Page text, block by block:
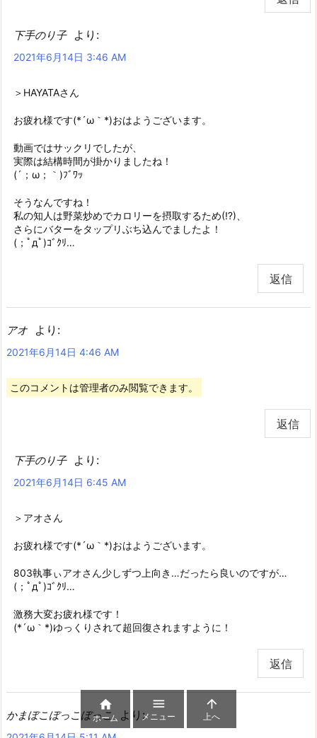
下手のり子 より:
2021年6月14日 3:46 AM
＞HAYATAさん
お疲れ様です(*´ω｀*)おはようございます。
動画ではサックリでしたが、
実際は結構時間が掛かりましたね！
(´；ω；｀)ﾌﾞﾜｯ
そうなんですね！
私の知人は野菜炒めでカロリーを摂取するため(⁉)、
さらにバターをタップリぶち込んでましたよ！
(；ﾟдﾟ)ｺﾞｸﾘ…
返信
アオ より:
2021年6月14日 4:46 AM
このコメントは管理者のみ閲覧できます。
返信
下手のり子 より:
2021年6月14日 6:45 AM
＞アオさん
お疲れ様です(*´ω｀*)おはようございます。
803執事ぃアオさん少しずつ上向き…だったら良いのですが…
(；ﾟдﾟ)ｺﾞｸﾘ…
激務大変お疲れ様です！
(*´ω｀*)ゆっくりされて超回復されますように！
返信
かまぼこぼっこぼっこ より:

ホーム

メニュー

上へ